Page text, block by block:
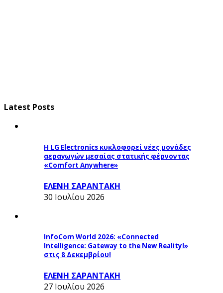
Latest Posts
Η LG Electronics κυκλοφορεί νέες μονάδες
αεραγωγών μεσαίας στατικής φέρνοντας
«Comfort Anywhere»
ΕΛΕΝΗ ΣΑΡΑΝΤΑΚΗ
30 Ιουλίου 2026
InfoCom World 2026: «Connected
Intelligence: Gateway to the New Reality!»
στις 8 Δεκεμβρίου!
ΕΛΕΝΗ ΣΑΡΑΝΤΑΚΗ
27 Ιουλίου 2026